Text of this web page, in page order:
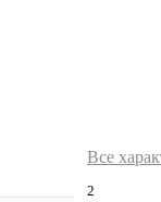
Все
2